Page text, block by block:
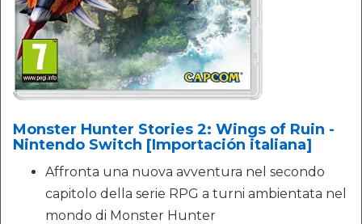
Monster Hunter Stories 2: Wings of Ruin -
Nintendo Switch [Importación italiana]
Affronta una nuova avventura nel secondo
capitolo della serie RPG a turni ambientata nel
mondo di Monster Hunter